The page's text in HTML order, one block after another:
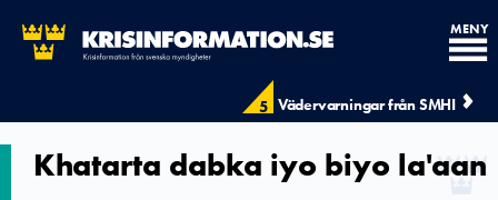
5 Vädervarningar från SMHI
MENY
Khatarta dabka iyo biyo la'aan